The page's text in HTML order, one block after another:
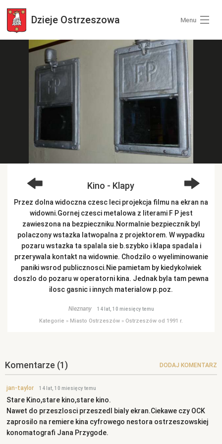
Dzieje Ostrzeszowa Menu
Wszystkie zdjęcia
Kategorie zdjęć
Kino - Klapy
Przez dolna widoczna czesc leci projekcja filmu na ekran na
widowni.Gornej czesci metalowa z literami F P jest
zawieszona na bezpieczniku.Normalnie bezpiecznik byl
polaczony wstazka latwopalna z projektorem. W wypadku
pozaru wstazka ta spalala sie b.szybko i klapa spadala i
przerywala kontakt na widownie. Chodzilo o wyeliminowanie
paniki wsrod publicznosci.Nie pamietam by kiedykolwiek
doszlo do pozaru w operatorni kina. Jednak byla tam pewna
ilosc gasnic i innych materialow p.poz.
Nieznany 14 lat, 10 miesięcy temu
Kategorie » Miasto Ostrzeszów » Ostrzeszów od 1991 r.
Komentarze (1) DODAJ KOMENTARZ
jan-taylor 14 lat, 10 miesięcy temu
Stare Kino,stare kino,stare kino.
Nawet do przeszlosci przeszedl bialy ekran.Ciekawe czy OCK
zaprosilo na remiere kina cyfrowego nestora ostrzeszowskiej
konomatografi Jana Przygode.